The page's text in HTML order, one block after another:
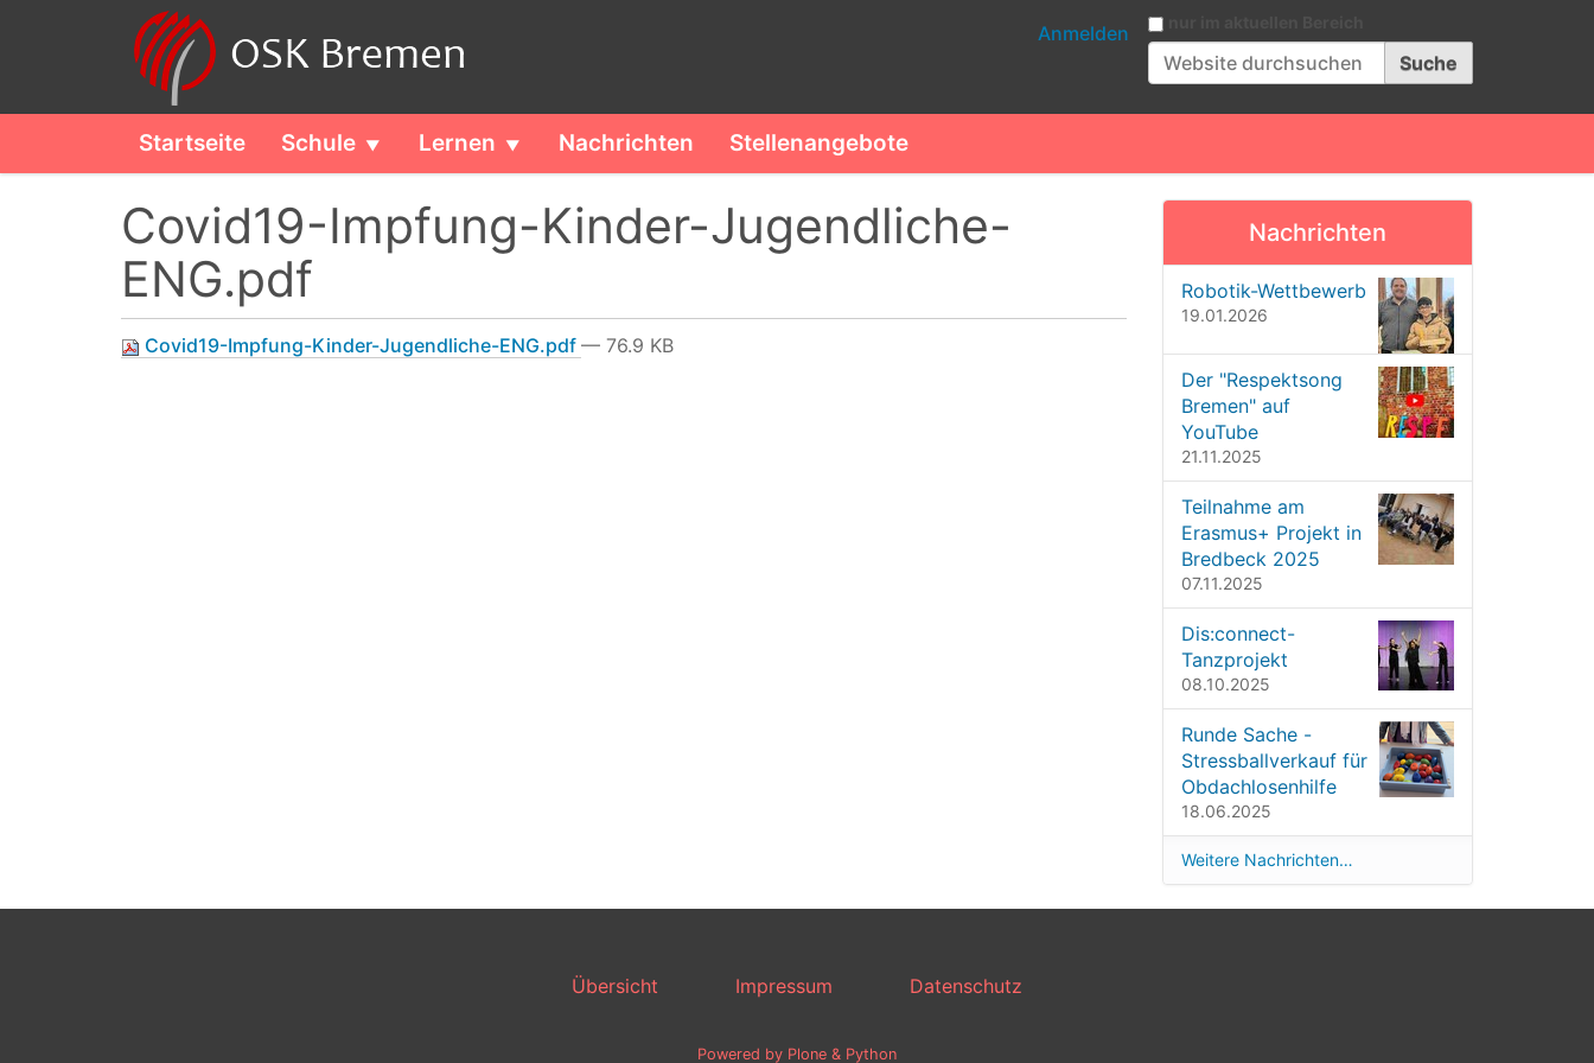
Website durchsuchen
Anmelden
Startseite Schule Lernen Nachrichten Stellenangebote
Covid19-Impfung-Kinder-Jugendliche-
ENG.pdf
Covid19-Impfung-Kinder-Jugendliche-ENG.pdf — 76.9 KB
Nachrichten
Robotik-Wettbewerb
19.01.2026
Der "Respektsong
Bremen" auf
YouTube
21.11.2025
Teilnahme am
Erasmus+ Projekt in
Bredbeck 2025
07.11.2025
Dis:connect-
Tanzprojekt
08.10.2025
Runde Sache -
Stressballverkauf für
Obdachlosenhilfe
18.06.2025
Weitere Nachrichten…
Übersicht Impressum Datenschutz
Powered by Plone & Python